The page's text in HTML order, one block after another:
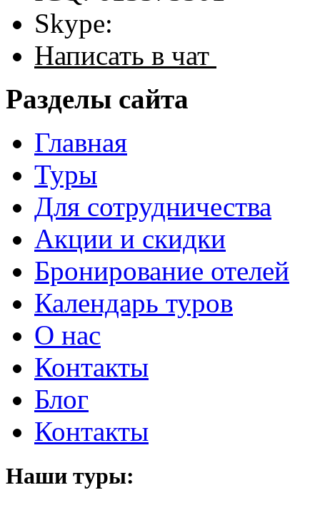
Skype:
Написать в чат
Разделы сайта
Главная
Туры
Для сотрудничества
Акции и скидки
Бронирование отелей
Календарь туров
О нас
Контакты
Блог
Контакты
Наши туры: